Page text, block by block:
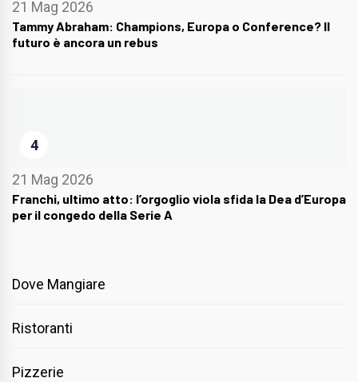
21 Mag 2026
Tammy Abraham: Champions, Europa o Conference? Il
futuro è ancora un rebus
4
21 Mag 2026
Franchi, ultimo atto: l’orgoglio viola sfida la Dea d’Europa
per il congedo della Serie A
Dove Mangiare
Ristoranti
Pizzerie